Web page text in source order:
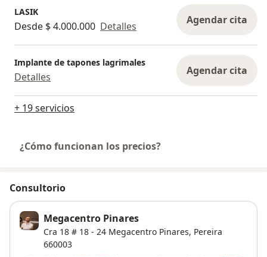
LASIK
Desde $ 4.000.000 Detalles Agendar cita
Implante de tapones lagrimales
Detalles Agendar cita
+ 19 servicios
¿Cómo funcionan los precios?
Consultorio
Megacentro Pinares
Cra 18 # 18 - 24 Megacentro Pinares, Pereira
660003